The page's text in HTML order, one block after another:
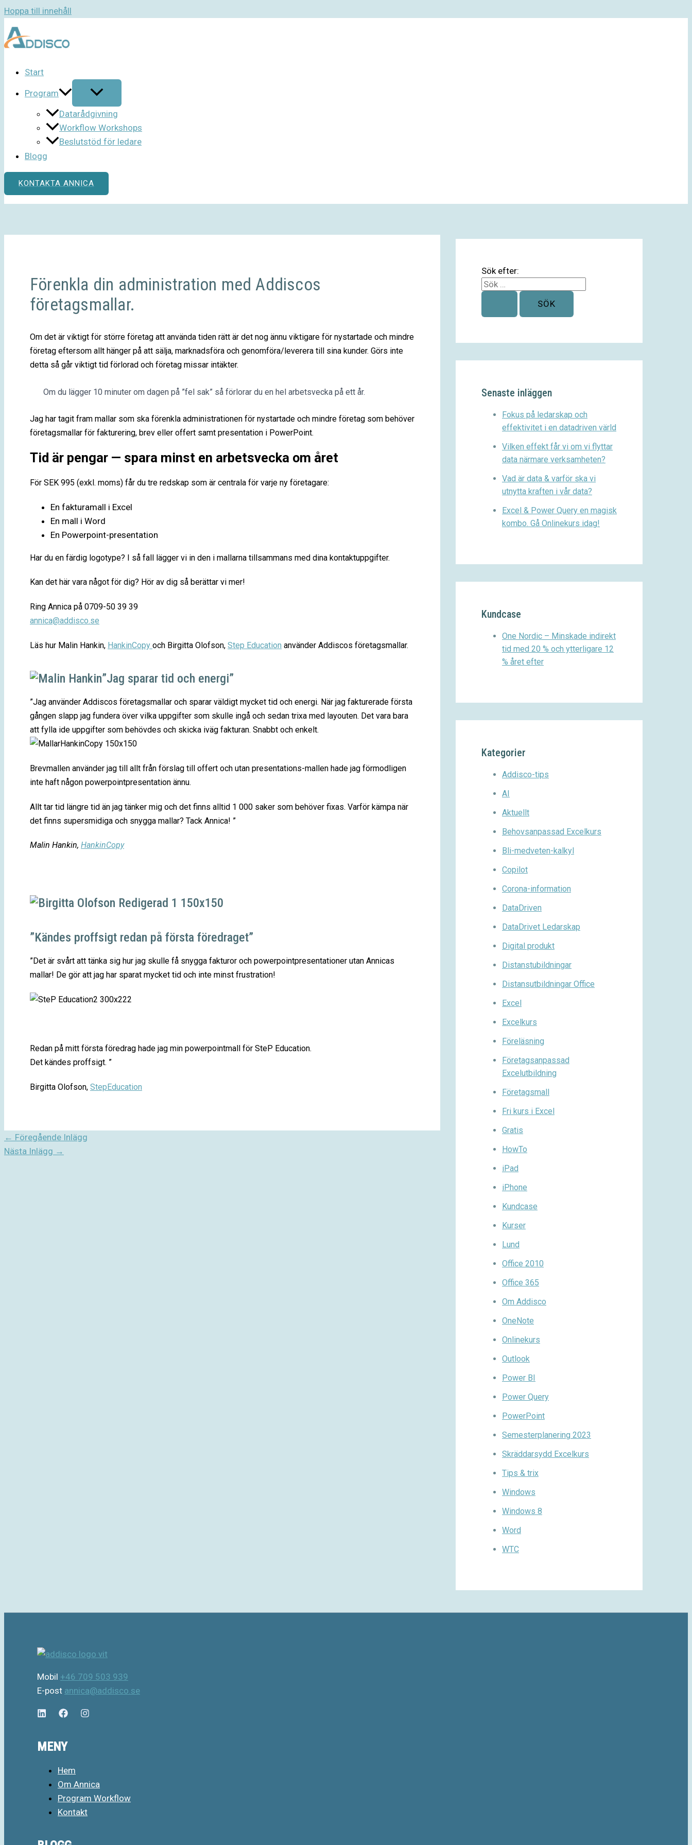
Hoppa till innehåll
Start
Program
Datarådgivning
Workflow Workshops
Beslutstöd för ledare
Blogg
KONTAKTA ANNICA
Förenkla din administration med Addiscos
företagsmallar.
Om det är viktigt för större företag att använda tiden rätt är det nog ännu viktigare för nystartade och mindre
företag eftersom allt hänger på att sälja, marknadsföra och genomföra/leverera till sina kunder. Görs inte
detta så går viktigt tid förlorad och företag missar intäkter.
Om du lägger 10 minuter om dagen på ”fel sak” så förlorar du en hel arbetsvecka på ett år.
Jag har tagit fram mallar som ska förenkla administrationen för nystartade och mindre företag som behöver
företagsmallar för fakturering, brev eller offert samt presentation i PowerPoint.
Tid är pengar — spara minst en arbetsvecka om året
För SEK 995 (exkl. moms) får du tre redskap som är centrala för varje ny företagare:
En fakturamall i Excel
En mall i Word
En Powerpoint-presentation
Har du en färdig logotype? I så fall lägger vi in den i mallarna tillsammans med dina kontaktuppgifter.
Kan det här vara något för dig? Hör av dig så berättar vi mer!
Ring Annica på 0709-50 39 39
annica@addisco.se
Läs hur Malin Hankin, HankinCopy och Birgitta Olofson, Step Education använder Addiscos företagsmallar.
”Jag sparar tid och energi”
”Jag använder Addiscos företagsmallar och sparar väldigt mycket tid och energi. När jag fakturerade första
gången slapp jag fundera över vilka uppgifter som skulle ingå och sedan trixa med layouten. Det vara bara
att fylla ide uppgifter som behövdes och skicka iväg fakturan. Snabbt och enkelt.
Brevmallen använder jag till allt från förslag till offert och utan presentations-mallen hade jag förmodligen
inte haft någon powerpointpresentation ännu.
Allt tar tid längre tid än jag tänker mig och det finns alltid 1 000 saker som behöver fixas. Varför kämpa när
det finns supersmidiga och snygga mallar? Tack Annica! ”
Malin Hankin, HankinCopy
”Kändes proffsigt redan på första föredraget”
”Det är svårt att tänka sig hur jag skulle få snygga fakturor och powerpointpresentationer utan Annicas
mallar! De gör att jag har sparat mycket tid och inte minst frustration!
Redan på mitt första föredrag hade jag min powerpointmall för SteP Education.
Det kändes proffsigt. ”
Birgitta Olofson, StepEducation
← Föregående Inlägg
Nästa Inlägg →
Sök efter:
Senaste inläggen
Fokus på ledarskap och
effektivitet i en datadriven värld
Vilken effekt får vi om vi flyttar
data närmare verksamheten?
Vad är data & varför ska vi
utnytta kraften i vår data?
Excel & Power Query en magisk
kombo. Gå Onlinekurs idag!
Kundcase
One Nordic – Minskade indirekt
tid med 20 % och ytterligare 12
% året efter
Kategorier
Addisco-tips
AI
Aktuellt
Behovsanpassad Excelkurs
Bli-medveten-kalkyl
Copilot
Corona-information
DataDriven
DataDrivet Ledarskap
Digital produkt
Distanstubildningar
Distansutbildningar Office
Excel
Excelkurs
Föreläsning
Företagsanpassad
Excelutbildning
Företagsmall
Fri kurs i Excel
Gratis
HowTo
iPad
iPhone
Kundcase
Kurser
Lund
Office 2010
Office 365
Om Addisco
OneNote
Onlinekurs
Outlook
Power BI
Power Query
PowerPoint
Semesterplanering 2023
Skräddarsydd Excelkurs
Tips & trix
Windows
Windows 8
Word
WTC
Mobil +46 709 503 939
E-post annica@addisco.se
MENY
Hem
Om Annica
Program Workflow
Kontakt